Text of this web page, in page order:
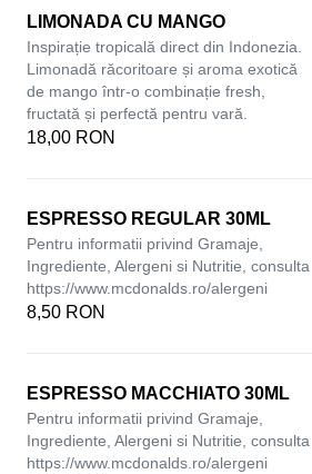
LIMONADA CU MANGO
Inspirație tropicală direct din Indonezia.
Limonadă răcoritoare și aroma exotică
de mango într-o combinație fresh,
fructată și perfectă pentru vară.
18,00 RON
ESPRESSO REGULAR 30ML
Pentru informatii privind Gramaje,
Ingrediente, Alergeni si Nutritie, consulta
https://www.mcdonalds.ro/alergeni
8,50 RON
ESPRESSO MACCHIATO 30ML
Pentru informatii privind Gramaje,
Ingrediente, Alergeni si Nutritie, consulta
https://www.mcdonalds.ro/alergeni